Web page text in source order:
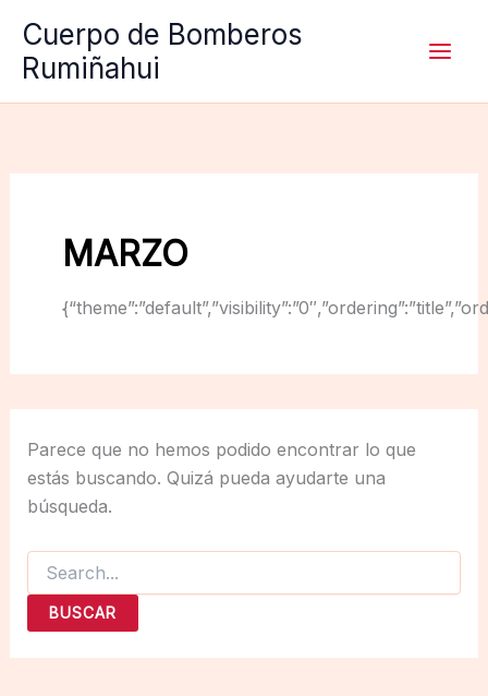
contenido
Cuerpo de Bomberos
Rumiñahui
MARZO
Parece que no hemos podido encontrar lo que
estás buscando. Quizá pueda ayudarte una
búsqueda.
Buscar
por: